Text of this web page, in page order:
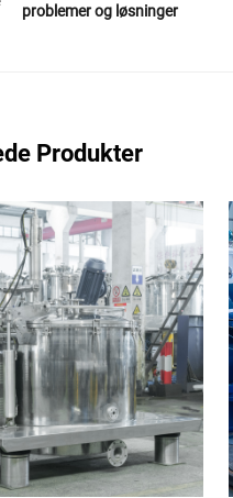
problemer og løsninger
Produkter